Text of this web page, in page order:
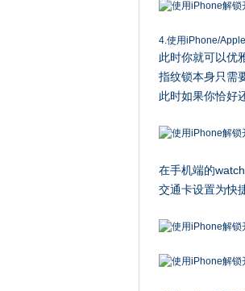
4.使用iPhone/
此时你就可以优
指纹锁本身只需
此时如果你恰好
在手机端的
交通卡设置为快